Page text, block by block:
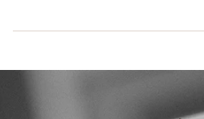
ett brottmål från brott till dom och